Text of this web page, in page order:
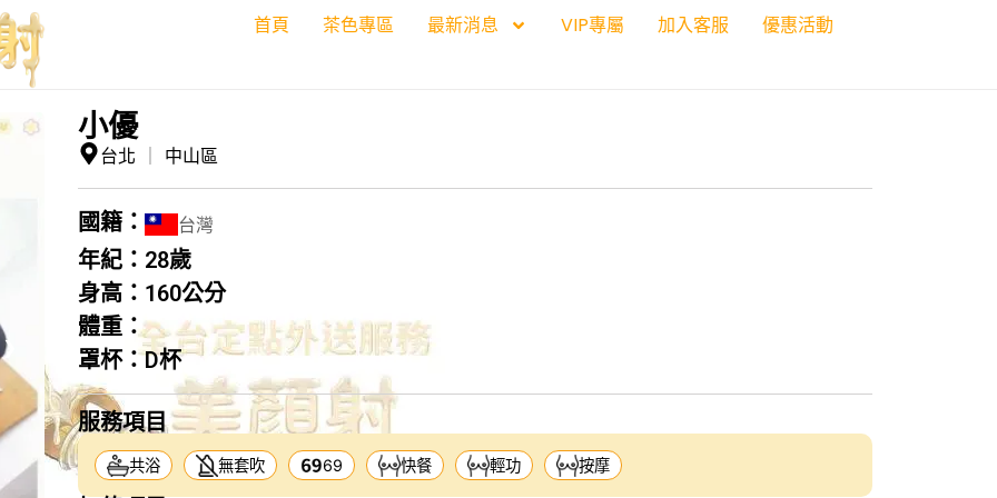
首頁 茶色專區 最新消息 VIP專屬 加入客服 優惠活動
❯
小優
台北 中山區
國籍： 台灣
年紀： 28歲
身高： 160公分
體重：
罩杯：D杯
服務項目
共浴 無套吹 69 快餐 輕功 按摩